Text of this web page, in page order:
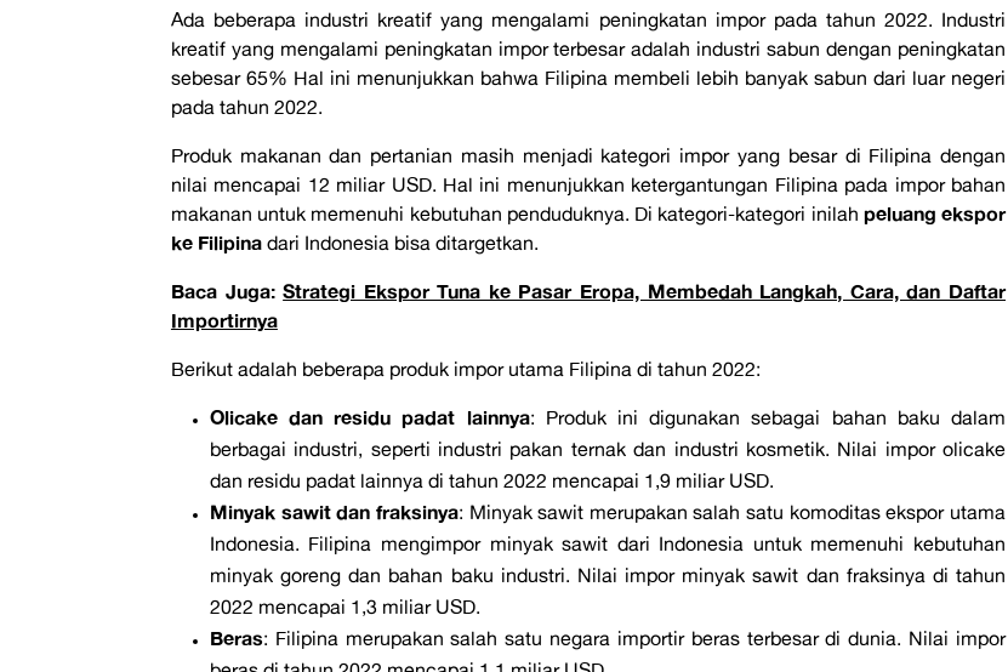
Ada beberapa industri kreatif yang mengalami peningkatan impor pada tahun 2022. Industri
kreatif yang mengalami peningkatan impor terbesar adalah industri sabun dengan peningkatan
sebesar 65% Hal ini menunjukkan bahwa Filipina membeli lebih banyak sabun dari luar negeri
pada tahun 2022.
Produk makanan dan pertanian masih menjadi kategori impor yang besar di Filipina dengan
nilai mencapai 12 miliar USD. Hal ini menunjukkan ketergantungan Filipina pada impor bahan
makanan untuk memenuhi kebutuhan penduduknya. Di kategori-kategori inilah peluang ekspor
ke Filipinadari Indonesia bisa ditargetkan.
Baca Juga:Strategi Ekspor Tuna ke Pasar Eropa, Membedah Langkah, Cara, dan Daftar
Importirnya
Berikut adalah beberapa produk impor utama Filipina di tahun 2022:
Olicake dan residu padat lainnya: Produk ini digunakan sebagai bahan baku dalam
berbagai industri, seperti industri pakan ternak dan industri kosmetik. Nilai impor olicake
dan residu padat lainnya di tahun 2022 mencapai 1,9 miliar USD.
Minyak sawit dan fraksinya: Minyak sawit merupakan salah satu komoditas ekspor utama
Indonesia. Filipina mengimpor minyak sawit dari Indonesia untuk memenuhi kebutuhan
minyak goreng dan bahan baku industri. Nilai impor minyak sawit dan fraksinya di tahun
2022 mencapai 1,3 miliar USD.
Beras: Filipina merupakan salah satu negara importir beras terbesar di dunia. Nilai impor